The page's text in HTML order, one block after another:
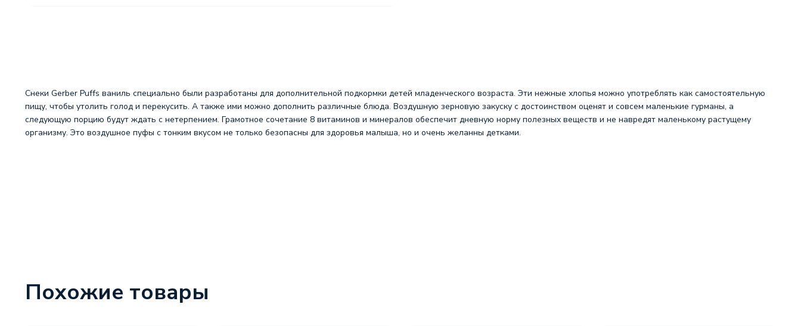
Снеки Gerber Puffs ваниль специально были разработаны для дополнительной подкормки детей младенческого возраста. Эти нежные хлопья можно употреблять как самостоятельную
пищу, чтобы утолить голод и перекусить. А также ими можно дополнить различные блюда. Воздушную зерновую закуску с достоинством оценят и совсем маленькие гурманы, а
следующую порцию будут ждать с нетерпением. Грамотное сочетание 8 витаминов и минералов обеспечит дневную норму полезных веществ и не навредят маленькому растущему
организму. Это воздушное пуфы с тонким вкусом не только безопасны для здоровья малыша, но и очень желанны детками.
Похожие товары